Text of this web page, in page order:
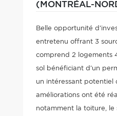
(MONTRÉAL-
Belle opportunité
entretenu offrant 3
comprend 2 logements
sol bénéficiant d'un
un intéressant potentiel
améliorations ont été
notamment la toiture, le